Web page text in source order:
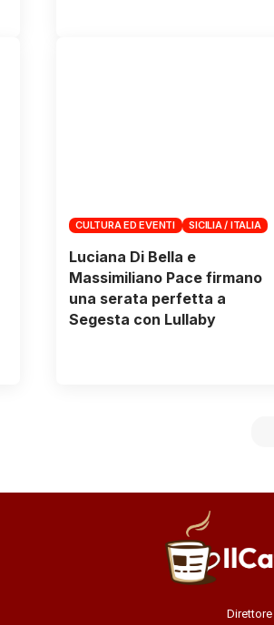
CULTURA ED EVENTI SICILIA / ITALIA
Luciana Di Bella e
Massimiliano Pace firmano
una serata perfetta a
Segesta con Lullaby